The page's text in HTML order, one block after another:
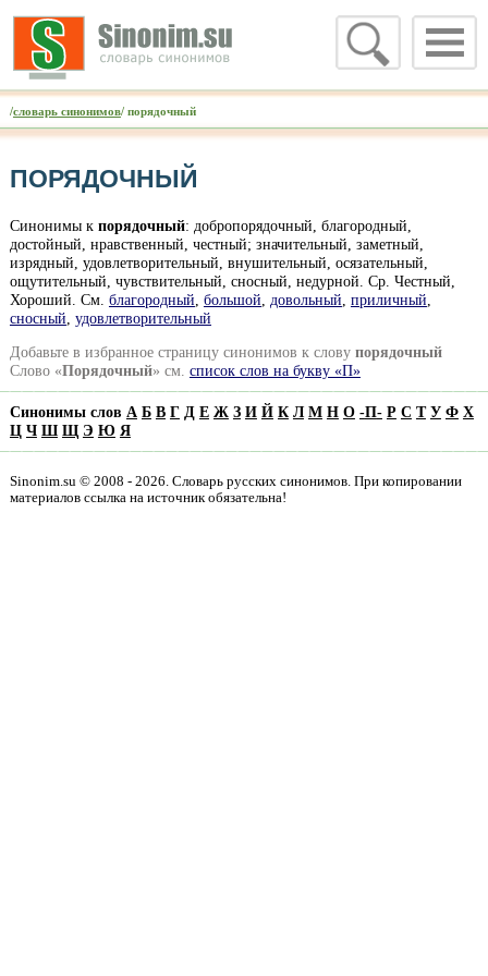
/словарь синонимов/ порядочный
ПОРЯДОЧНЫЙ
Синонимы к порядочный: добропорядочный, благородный,
достойный, нравственный, честный; значительный, заметный,
изрядный, удовлетворительный, внушительный, осязательный,
ощутительный, чувствительный, сносный, недурной. Ср. Честный,
Хороший. Cм. благородный большой довольный приличный
сносный удовлетворительный
Добавьте в избранное страницу синонимов к слову порядочный
Слово «Порядочный» см. список слов на букву «П»
Синонимы слов А Б В Г Д Е Ж З И Й К Л М Н О -П- Р С Т У Ф Х
Ц Ч Ш Щ Э Ю Я
Sinonim.su © 2008 - 2026. Словарь русских синонимов. При копировании
материалов ссылка на источник обязательна!